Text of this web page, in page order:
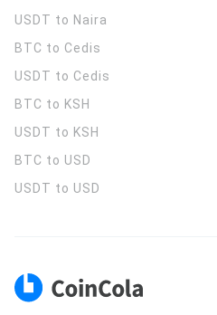
USDT to Naira
BTC to Cedis
USDT to Cedis
BTC to KSH
USDT to KSH
BTC to USD
USDT to USD